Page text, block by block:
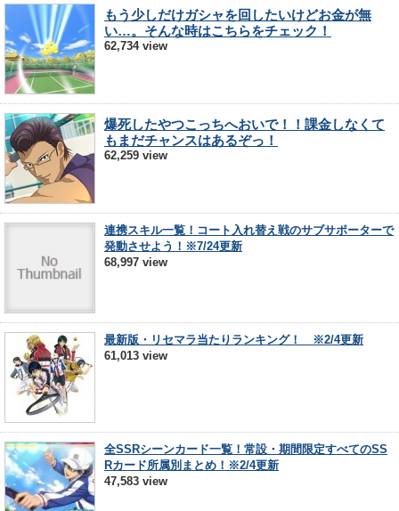
もう少しだけガシャを回したいけどお金が無
い…。そんな時はこちらをチェック！
62,734 view
爆死したやつこっちへおいで！！課金しなくて
もまだチャンスはあるぞっ！
62,259 view
連携スキル一覧！コート入れ替え戦のサブサポーターで
発動させよう！※7/24更新
68,997 view
最新版・リセマラ当たりランキング！ ※2/4更新
61,013 view
全SSRシーンカード一覧！常設・期間限定すべてのSS
Rカード所属別まとめ！※2/4更新
47,583 view